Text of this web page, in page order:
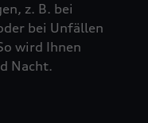
z. B. bei
bei Unfällen
wird Ihnen
Nacht.